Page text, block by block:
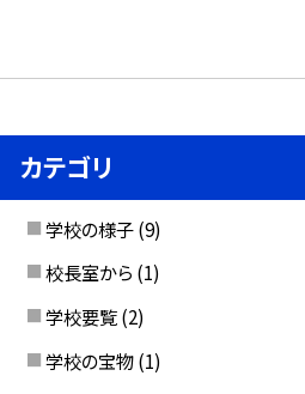
カテゴリ
学校の様子 (9)
校長室から (1)
学校要覧 (2)
学校の宝物 (1)